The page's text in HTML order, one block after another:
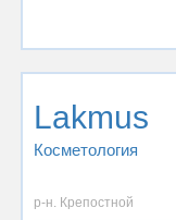
Lakmus
Косметология
р-н. Крепостной